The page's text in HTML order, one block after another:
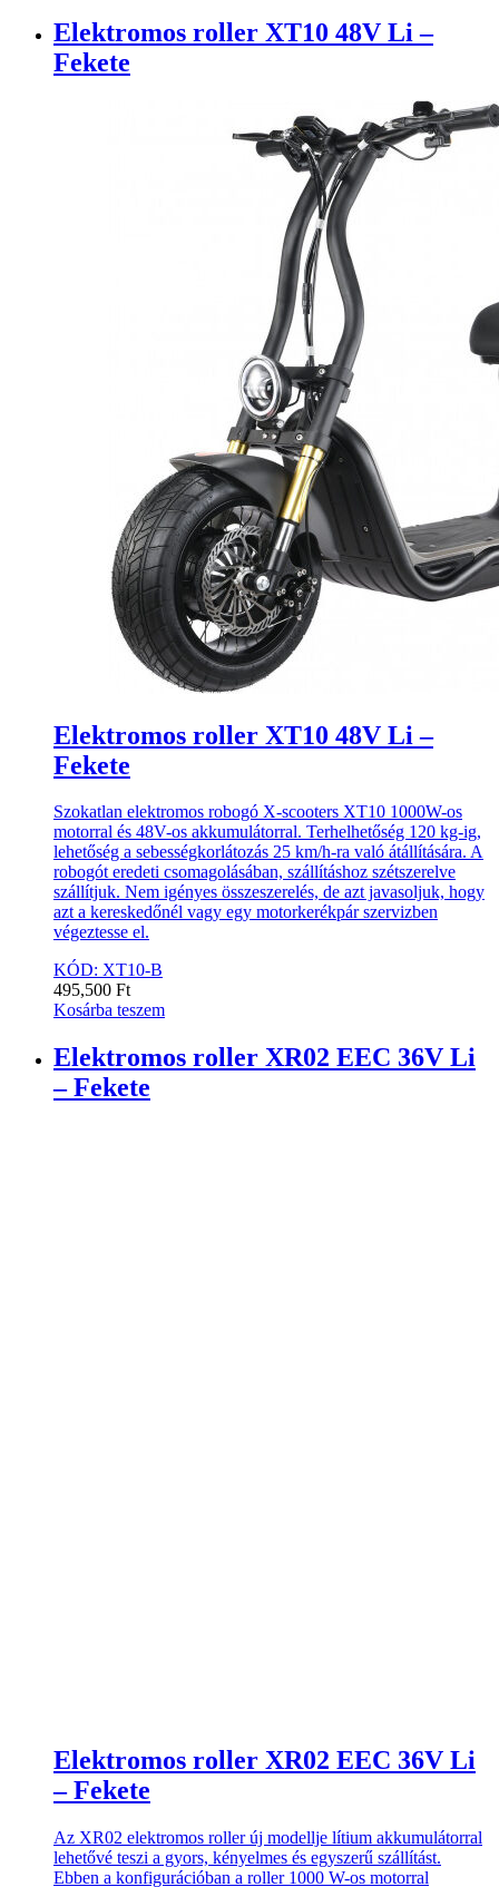
Elektromos roller XT10 48V Li –
Fekete
Elektromos roller XT10 48V Li –
Fekete
Szokatlan elektromos robogó X-scooters XT10 1000W-os
motorral és 48V-os akkumulátorral. Terhelhetőség 120 kg-ig,
lehetőség a sebességkorlátozás 25 km/h-ra való átállítására. A
robogót eredeti csomagolásában, szállításhoz szétszerelve
szállítjuk. Nem igényes összeszerelés, de azt javasoljuk, hogy
azt a kereskedőnél vagy egy motorkerékpár szervizben
végeztesse el.
KÓD: XT10-B
495,500 Ft
Kosárba teszem
Elektromos roller XR02 EEC 36V Li
– Fekete
Elektromos roller XR02 EEC 36V Li
– Fekete
Az XR02 elektromos roller új modellje lítium akkumulátorral
lehetővé teszi a gyors, kényelmes és egyszerű szállítást.
Ebben a konfigurációban a roller 1000 W-os motorral